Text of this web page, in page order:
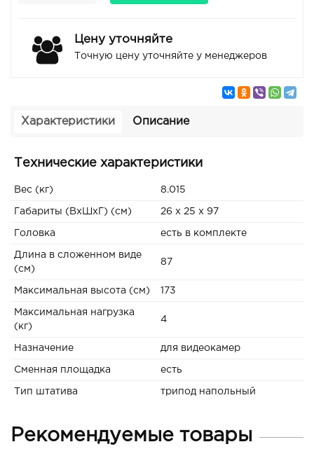
Цену уточняйте
Точную цену уточняйте у менеджеров
Характеристики Описание
Технические характеристики
Вес (кг) 8.015
Габариты (ВxШxГ) (см) 26 x 25 x 97
Головка есть в комплекте
Длина в сложенном виде
(см)
87
Максимальная высота (см) 173
Максимальная нагрузка
(кг)
4
Назначение для видеокамер
Сменная площадка есть
Тип штатива трипод напольный
Рекомендуемые товары